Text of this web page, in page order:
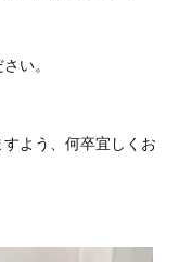
い。
よう、何卒宜しくお